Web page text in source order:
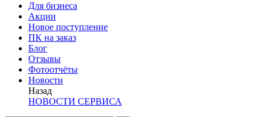
Для бизнеса
Акции
Новое поступление
ПК на заказ
Блог
Отзывы
Фотоотчёты
Новости
Назад
НОВОСТИ СЕРВИСА